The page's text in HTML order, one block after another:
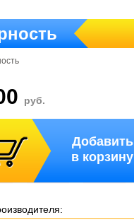
руб.
Добавить
в корзину